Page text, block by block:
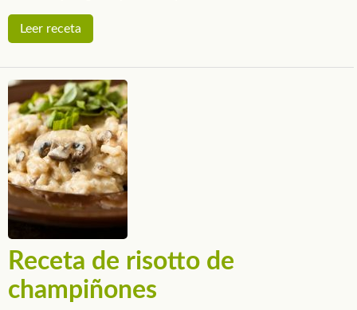
Leer receta
Receta de risotto de
champiñones